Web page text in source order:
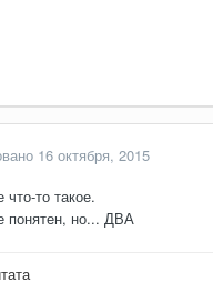
16 октября, 2015
то такое.
понятен, но... ДВА